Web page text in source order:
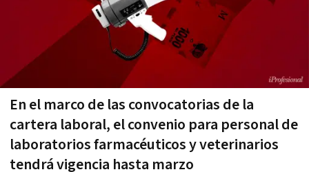
En el marco de las convocatorias de la
cartera laboral, el convenio para personal de
laboratorios farmacéuticos y veterinarios
tendrá vigencia hasta marzo